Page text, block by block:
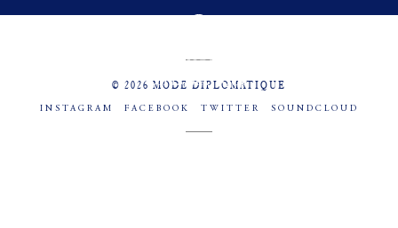
© 2026 MODE DIPLOMATIQUE
INSTAGRAM FACEBOOK TWITTER SOUNDCLOUD